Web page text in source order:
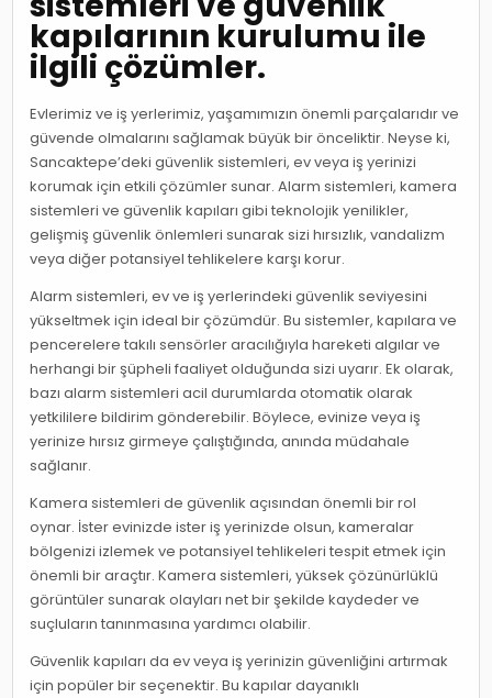
kapılarının kurulumu ile
ilgili çözümler.
Evlerimiz ve iş yerlerimiz, yaşamımızın önemli parçalarıdır ve
güvende olmalarını sağlamak büyük bir önceliktir. Neyse ki,
Sancaktepe’deki güvenlik sistemleri, ev veya iş yerinizi
korumak için etkili çözümler sunar. Alarm sistemleri, kamera
sistemleri ve güvenlik kapıları gibi teknolojik yenilikler,
gelişmiş güvenlik önlemleri sunarak sizi hırsızlık, vandalizm
veya diğer potansiyel tehlikelere karşı korur.
Alarm sistemleri, ev ve iş yerlerindeki güvenlik seviyesini
yükseltmek için ideal bir çözümdür. Bu sistemler, kapılara ve
pencerelere takılı sensörler aracılığıyla hareketi algılar ve
herhangi bir şüpheli faaliyet olduğunda sizi uyarır. Ek olarak,
bazı alarm sistemleri acil durumlarda otomatik olarak
yetkililere bildirim gönderebilir. Böylece, evinize veya iş
yerinize hırsız girmeye çalıştığında, anında müdahale
sağlanır.
Kamera sistemleri de güvenlik açısından önemli bir rol
oynar. İster evinizde ister iş yerinizde olsun, kameralar
bölgenizi izlemek ve potansiyel tehlikeleri tespit etmek için
önemli bir araçtır. Kamera sistemleri, yüksek çözünürlüklü
görüntüler sunarak olayları net bir şekilde kaydeder ve
suçluların tanınmasına yardımcı olabilir.
Güvenlik kapıları da ev veya iş yerinizin güvenliğini artırmak
için popüler bir seçenektir. Bu kapılar dayanıklı